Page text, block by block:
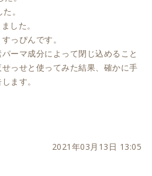
。
した。
っぴんです。
ーマ成分によって閉じ込めること
っせと使ってみた結果、確かに手
ます。
2021年03月13日 13:05